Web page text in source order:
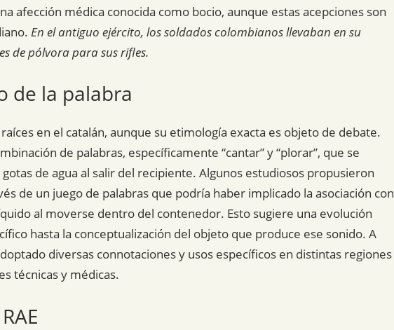
afección médica conocida como bocio, aunque estas acepciones son
En el antiguo ejército, los soldados colombianos llevaban en su
de pólvora para sus rifles.
de la palabra
en el catalán, aunque su etimología exacta es objeto de debate.
de palabras, específicamente “cantar” y “plorar”, que se
de agua al salir del recipiente. Algunos estudiosos propusieron
de un juego de palabras que podría haber implicado la asociación con
al moverse dentro del contenedor. Esto sugiere una evolución
hasta la conceptualización del objeto que produce ese sonido. A
diversas connotaciones y usos específicos en distintas regiones
técnicas y médicas.